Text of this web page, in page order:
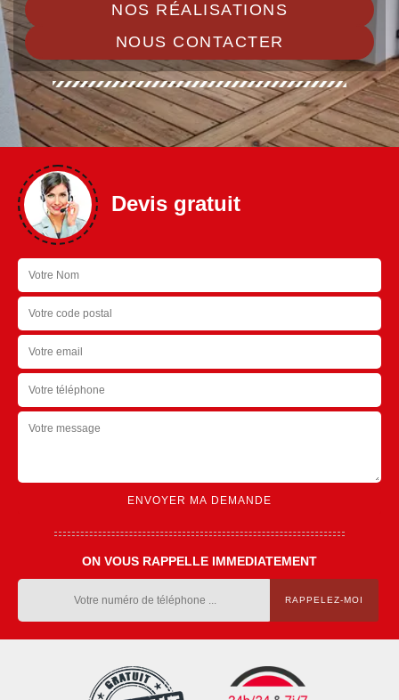
NOS RÉALISATIONS
NOUS CONTACTER
Devis gratuit
ON VOUS RAPPELLE IMMEDIATEMENT